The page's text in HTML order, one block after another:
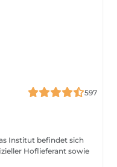
597
Hoflieferant sowie